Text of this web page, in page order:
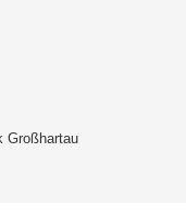
Großhartau